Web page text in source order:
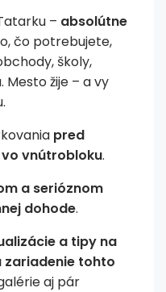
– absolútne
čo potrebujete,
školy,
Mesto žije – a vy
pred
vnútrobloku.
a serióznom
dohode.
a tipy na
zariadenie tohto
aj pár